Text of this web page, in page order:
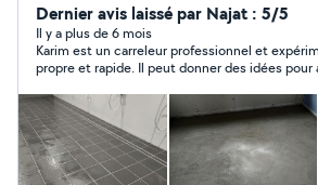
(décalée, diagonale...), douche à
vous propose mes services.
Dernier avis laissé par Najat : 5/5
Il y a plus de 6 mois
Karim est un carreleur professionnel et
propre et rapide. Il peut donner des idées pour